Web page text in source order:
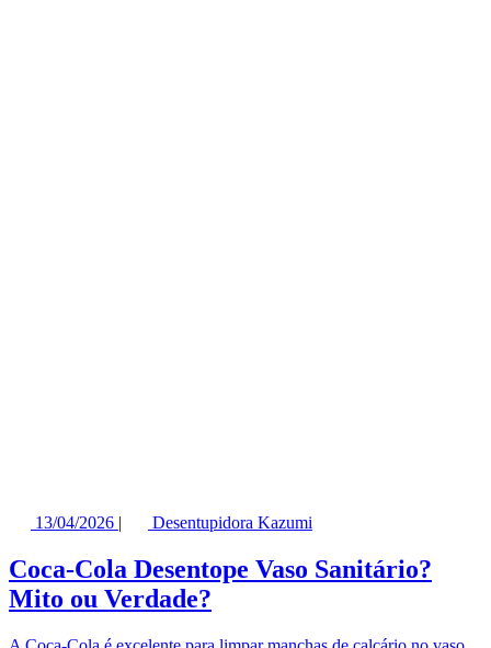
13/04/2026 | Desentupidora Kazumi
Coca-Cola Desentope Vaso Sanitário?
Mito ou Verdade?